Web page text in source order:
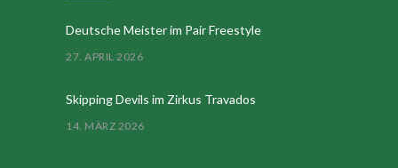
Deutsche Meister im Pair Freestyle
27. APRIL 2026
Skipping Devils im Zirkus Travados
14. MÄRZ 2026